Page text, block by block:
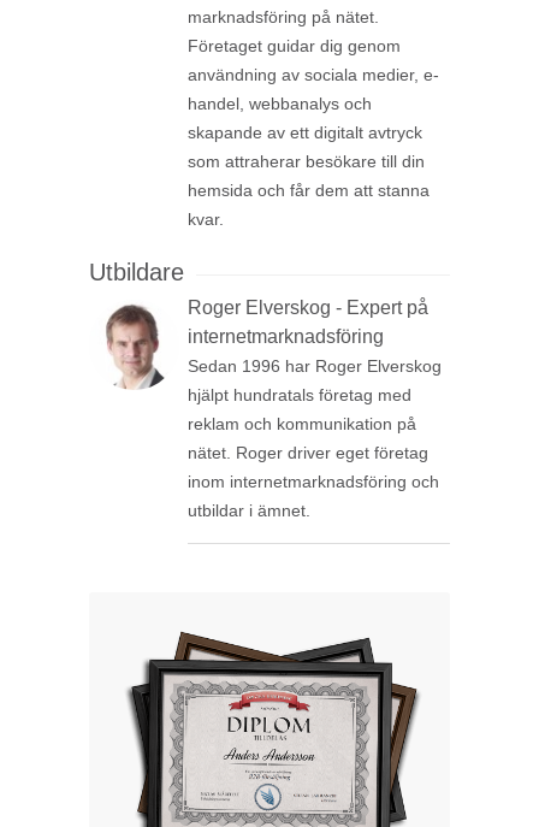
marknadsföring på nätet.
Företaget guidar dig genom
användning av sociala medier, e-
handel, webbanalys och
skapande av ett digitalt avtryck
som attraherar besökare till din
hemsida och får dem att stanna
kvar.
Utbildare
Roger Elverskog - Expert på
internetmarknadsföring
Sedan 1996 har Roger Elverskog
hjälpt hundratals företag med
reklam och kommunikation på
nätet. Roger driver eget företag
inom internetmarknadsföring och
utbildar i ämnet.